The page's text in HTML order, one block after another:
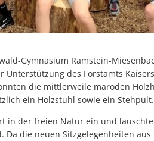
Gymnasium Ramstein-
Unterstützung des Forstamts
die mittlerweile maroden
ein Holzstuhl sowie ein Stehpult.
in der freien Natur ein und
die neuen Sitzgelegenheiten